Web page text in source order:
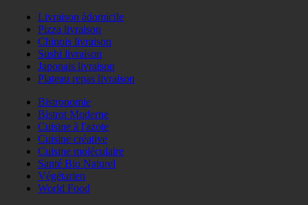
Livraison àdomicile
Pizza livraison
Chinois livraison
Sushi livraison
Japonais livraison
Plateau repas livraison
Bistronomie
Bistrot Moderne
Cuisine à l'azote
Cuisine créative
Cuisine moléculaire
Santé Bio Naturel
Végétarien
World Food